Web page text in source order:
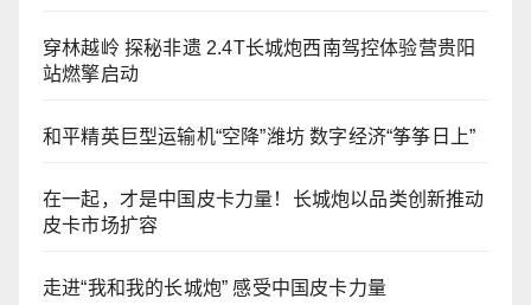
穿林越岭 探秘非遗 2.4T长城炮西南驾控体验营贵阳
站燃擎启动
和平精英巨型运输机“空降”潍坊 数字经济“筝筝日上”
在一起，才是中国皮卡力量！长城炮以品类创新推动
皮卡市场扩容
走进“我和我的长城炮” 感受中国皮卡力量